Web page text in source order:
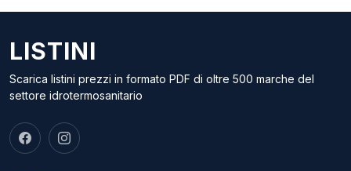
LISTINI
Scarica listini prezzi in formato PDF di oltre 500 marche del
settore idrotermosanitario